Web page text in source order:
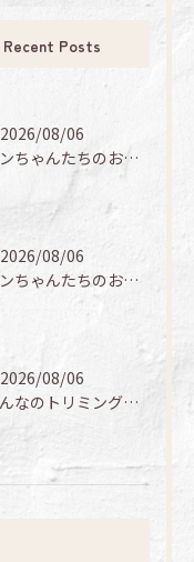
Recent Posts
2026/08/06
ワンちゃんたちのお手入れ日記🐶✨
2026/08/06
ワンちゃんたちのお手入れ日記🐶✨
2026/08/06
みんなのトリミング日記🌟